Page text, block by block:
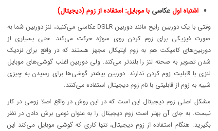
اشتباه اولعکاسی با موبایل: استفاده از زوم (دیجیتال)
وقتی با یک دوربین رایج مانند دوربین DSLR عکاسی می‌کنید، لنز دوربین شما به
صورت فیزیکی برای زوم کردن روی سوژه حرکت می‌کند. حتی بسیاری از
دوربین‌های کامپکت هم به زوم اپتیکال مجهز هستند که در واقع برای نزدیک
شدن تصویر به صحنه لنز را بلندتر می‌کند. ولی دوربین اغلب گوشی‌های موبایل
لنزی با قابلیت زوم کردن ندارند. دوربین بیشتر گوشی‌ها برای رسیدن به چیزی
شبیه به زوم از قابلیتی با نام زوم دیجیتال استفاده می‌کنند.
مشکل اصلی زوم دیجیتال این است که در این روش در واقع اصلا زومی در کار
نیست. به جای آن بهتر است زوم دیجیتال را به عنوان نوعی برش دادن در نظر
بگیرید. هنگام استفاده از زوم دیجیتال، تنها کاری که گوشی موبایل می‌کند این